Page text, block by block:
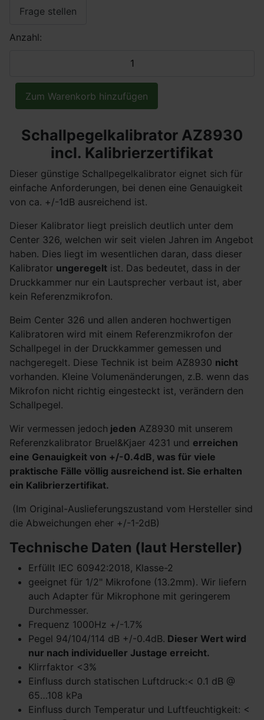
Frage stellen
Anzahl:
Schallpegelkalibrator AZ8930
incl. Kalibrierzertifikat
Dieser günstige Schallpegelkalibrator eignet sich für
einfache Anforderungen, bei denen eine Genauigkeit
von ca. +/-1dB ausreichend ist.
Dieser Kalibrator liegt preislich deutlich unter dem
Center 326, welchen wir seit vielen Jahren im Angebot
haben. Dies liegt im wesentlichen daran, dass dieser
Kalibrator ungeregelt ist. Das bedeutet, dass in der
Druckkammer nur ein Lautsprecher verbaut ist, aber
kein Referenzmikrofon.
Beim Center 326 und allen anderen hochwertigen
Kalibratoren wird mit einem Referenzmikrofon der
Schallpegel in der Druckkammer gemessen und
nachgeregelt. Diese Technik ist beim AZ8930 nicht
vorhanden. Kleine Volumenänderungen, z.B. wenn das
Mikrofon nicht richtig eingesteckt ist, verändern den
Schallpegel.
Wir vermessen jedoch jeden AZ8930 mit unserem
Referenzkalibrator Bruel&Kjaer 4231 und erreichen
eine Genauigkeit von +/-0.4dB, was für viele
praktische Fälle völlig ausreichend ist. Sie erhalten
ein Kalibrierzertifikat.
(Im Original-Auslieferungszustand vom Hersteller sind
die Abweichungen eher +/-1-2dB)
Technische Daten (laut Hersteller)
Erfüllt IEC 60942:2018, Klasse-2
geeignet für 1/2" Mikrofone (13.2mm). Wir liefern
auch Adapter für Mikrophone mit geringerem
Durchmesser.
Frequenz 1000Hz +/-1.7%
Pegel 94/104/114 dB +/-0.4dB. Dieser Wert wird
nur nach individueller Justage erreicht.
Klirrfaktor <3%
Einfluss durch statischen Luftdruck:< 0.1 dB @
65…108 kPa
Einfluss durch Temperatur und Luftfeuchtigkeit: <